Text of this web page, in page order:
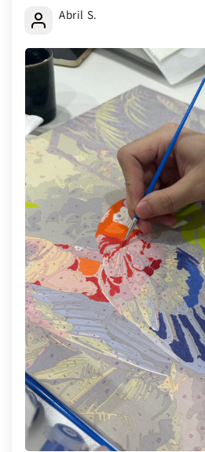
Abril S.